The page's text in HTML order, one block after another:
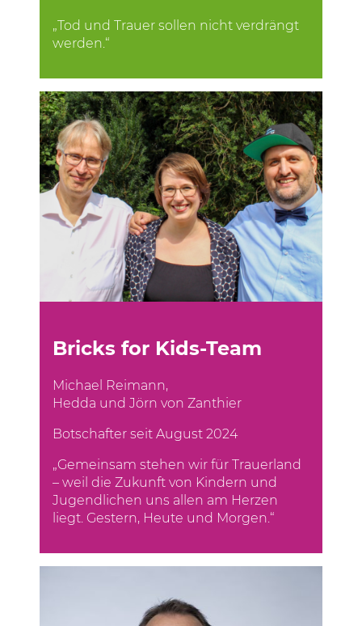
„Tod und Trauer sollen nicht verdrängt
werden.“
Bricks for Kids-Team
Michael Reimann,
Hedda und Jörn von Zanthier
Botschafter seit August 2024
„Gemeinsam stehen wir für Trauerland
– weil die Zukunft von Kindern und
Jugendlichen uns allen am Herzen
liegt. Gestern, Heute und Morgen.“